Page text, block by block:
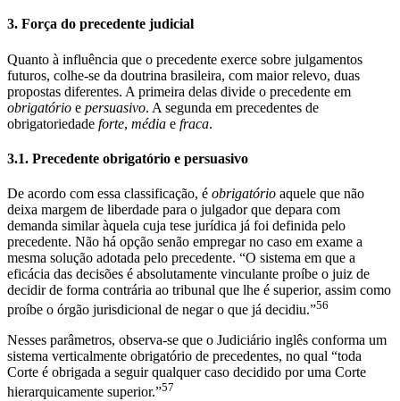
3. Força do precedente judicial
Quanto à influência que o precedente exerce sobre julgamentos
futuros, colhe-se da doutrina brasileira, com maior relevo, duas
propostas diferentes. A primeira delas divide o precedente em
obrigatório e persuasivo. A segunda em precedentes de
obrigatoriedade forte, média e fraca.
3.1. Precedente obrigatório e persuasivo
De acordo com essa classificação, é obrigatório aquele que não
deixa margem de liberdade para o julgador que depara com
demanda similar àquela cuja tese jurídica já foi definida pelo
precedente. Não há opção senão empregar no caso em exame a
mesma solução adotada pelo precedente. “O sistema em que a
eficácia das decisões é absolutamente vinculante proíbe o juiz de
decidir de forma contrária ao tribunal que lhe é superior, assim como
proíbe o órgão jurisdicional de negar o que já decidiu.”56
Nesses parâmetros, observa-se que o Judiciário inglês conforma um
sistema verticalmente obrigatório de precedentes, no qual “toda
Corte é obrigada a seguir qualquer caso decidido por uma Corte
hierarquicamente superior.”57